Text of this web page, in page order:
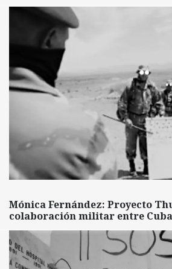
Mónica Fernández: Proyecto
colaboración militar entre